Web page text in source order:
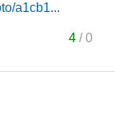
a1cb1...
4/0